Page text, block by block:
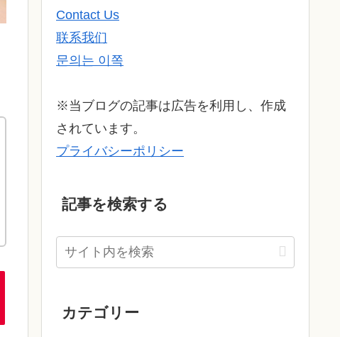
Contact Us
联系我们
문의는 이쪽
※当ブログの記事は広告を利用し、作成
されています。
プライバシーポリシー
記事を検索する
カテゴリー